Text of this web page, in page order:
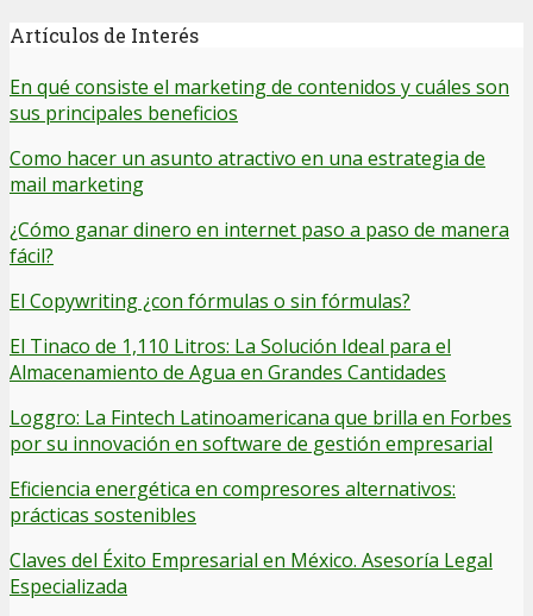
Artículos de Interés
En qué consiste el marketing de contenidos y cuáles son
sus principales beneficios
Como hacer un asunto atractivo en una estrategia de
mail marketing
¿Cómo ganar dinero en internet paso a paso de manera
fácil?
El Copywriting ¿con fórmulas o sin fórmulas?
El Tinaco de 1,110 Litros: La Solución Ideal para el
Almacenamiento de Agua en Grandes Cantidades
Loggro: La Fintech Latinoamericana que brilla en Forbes
por su innovación en software de gestión empresarial
Eficiencia energética en compresores alternativos:
prácticas sostenibles
Claves del Éxito Empresarial en México. Asesoría Legal
Especializada